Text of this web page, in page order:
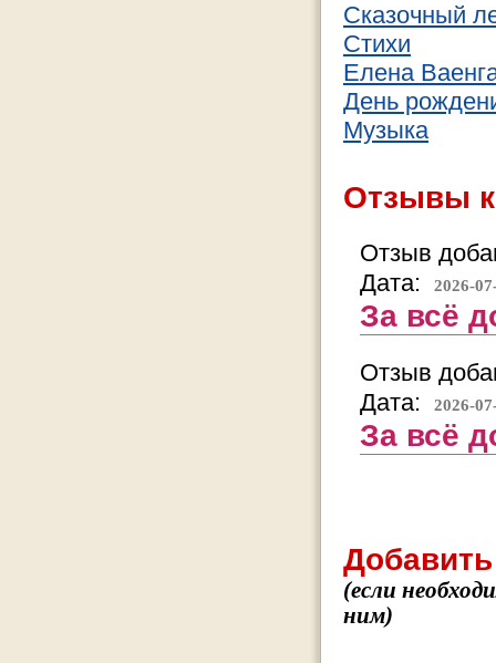
Сказочный
Стихи
Елена
День
Музыка
Отзывы
Отзыв
Дата:
2026-
За всё
Отзыв
Дата:
2026-
За всё
(если
ним)